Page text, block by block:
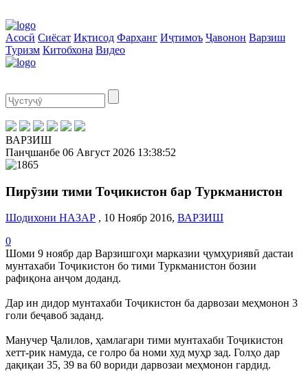
Асосӣ Сиёсат Иқтисод Фарҳанг Иҷтимоъ Ҷавонон Варзиш
Туризм Китобхона Видео
ВАРЗИШ
Панҷшанбе 06 Август 2026 13:38:53
Пирӯзии тими Тоҷикистон бар Туркманистон
Шодихони НАЗАР , 10 Ноябр 2016, ВАРЗИШ
0
Шоми 9 ноябр дар Варзишгоҳи марказии ҷумҳуриявӣ дастаи
мунтахаби Тоҷикистон бо тими Туркманистон бозии
рафиқона анҷом доданд.
Дар ин дидор мунтахаби Тоҷикистон ба дарвозаи меҳмонон 3
голи беҷавоб заданд.
Манучер Ҷалилов, ҳамлагари тими мунтахаби Тоҷикистон
хетт-рик намуда, се голро ба номи худ муҳр зад. Голҳо дар
дақиқаи 35, 39 ва 60 вориди дарвозаи меҳмонон гардид.